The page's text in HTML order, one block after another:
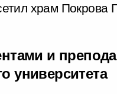
храм Покрова
и
университета